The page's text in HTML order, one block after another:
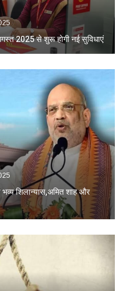
2025 से शुरू होगी नई सुविधाएं
भव्य शिलान्यास,अमित शाह और